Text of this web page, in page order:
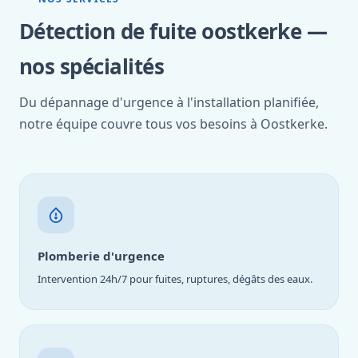
Détection de fuite oostkerke —
nos spécialités
Du dépannage d'urgence à l'installation planifiée,
notre équipe couvre tous vos besoins à Oostkerke.
Plomberie d'urgence
Intervention 24h/7 pour fuites, ruptures, dégâts des eaux.